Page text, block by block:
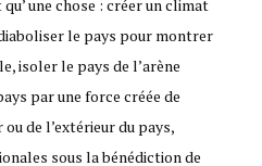
une chose : créer un climat
le pays pour montrer
isoler le pays de l’arène
par une force créée de
de l’extérieur du pays,
sous la bénédiction de